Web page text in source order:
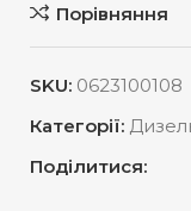
Порівняння
SKU: 0623100108
Категорії:
Поділитися: